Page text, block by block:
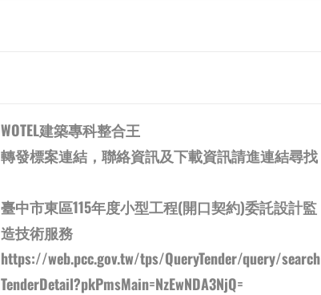
WOTEL建築專科整合王
轉發標案連結，聯絡資訊及下載資訊請進連結尋找
臺中市東區115年度小型工程(開口契約)委託設計監
造技術服務
https://web.pcc.gov.tw/tps/QueryTender/query/search
TenderDetail?pkPmsMain=NzEwNDA3NjQ=